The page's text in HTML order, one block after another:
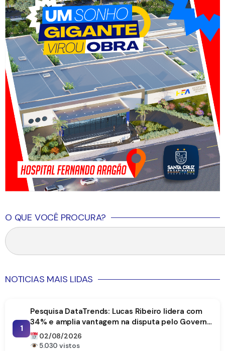
O QUE VOCÊ PROCURA?
NOTICIAS MAIS LIDAS
1
Pesquisa DataTrends: Lucas Ribeiro lidera com
34% e amplia vantagem na disputa pelo Governo
da Paraíba
02/08/2026
5.030 vistos